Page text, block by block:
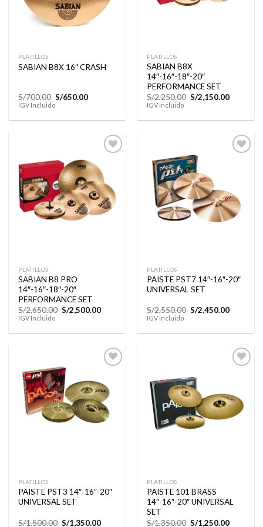
PLATILLOS
SABIAN B8X 16″ CRASH
S/700.00 El
precio
era:
S/650.00El
es:
IGV Incluido
PLATILLOS
SABIAN B8X
14″-16″-18″-20″
PERFORMANCE SET
S/2,250.00 El
precio
era:
S/2,150.00El
es:
IGV Incluido
Añadir
a la
lista de
deseos
PLATILLOS
SABIAN B8 PRO
14″-16″-18″-20″
PERFORMANCE SET
S/2,650.00 El
precio
era:
S/2,500.00El
es:
IGV Incluido
lista de
deseos
PLATILLOS
PAISTE PST7 14″-16″-20″
UNIVERSAL SET
S/2,550.00 El
precio
era:
S/2,450.00El
es:
IGV Incluido
Añadir
a la
lista de
deseos
PLATILLOS
PAISTE PST3 14″-16″-20″
UNIVERSAL SET
S/1,500.00 El
S/1,350.00El
Añadir
a la
lista de
deseos
PLATILLOS
PAISTE 101 BRASS
14″-16″-20″ UNIVERSAL
SET
S/1,350.00 El
S/1,250.00El